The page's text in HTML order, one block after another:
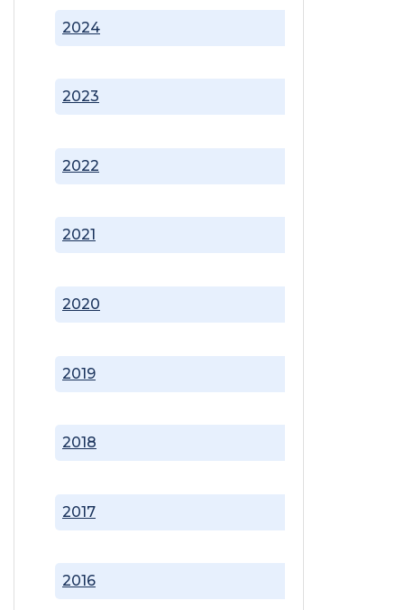
2016
2017
2018
2019
2020
2021
2022
2023
2024